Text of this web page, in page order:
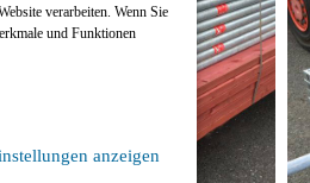
verarbeiten. Wenn Sie
und Funktionen
anzeigen